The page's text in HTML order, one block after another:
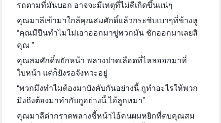
รถตามที่มันบอก อาจจะมีเหตุที่ไม่ดีเกิดขึ้นแน่ๆ
คุณมาลีเข้ามาใกล้คุณสมศักดิ์แล้วกระซิบเบาๆที่ข้างหู
“คุณมีปืนทำไมไม่เอาออกมาขู่พวกมัน ชักออกมาเลยสิ
คุณ ”
คุณสมศักดิ์พยักหน้า พลางปาดเลือดที่ไหลออกมาที่
ใบหน้า แต่ก็ยังรอจังหวะอยู่
“พวกมึงทำไมต้องมาบังคับกันอย่างนี้ กูทำอะไรให้พวก
มึงถึงต้องมาทำกับกูอย่างนี้ ไอ้ลูกหมา”
คุณมาลีด่ากราดพลางชี้หน้าไอ้คนผมหยิกที่ตบคุณสม